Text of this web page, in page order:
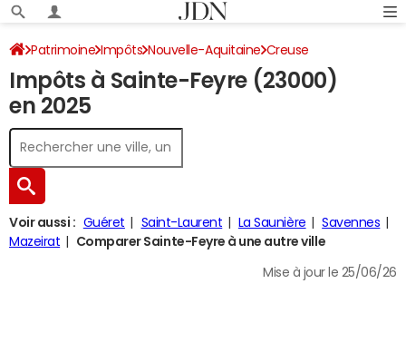
Patrimoine Impôts Nouvelle-Aquitaine Creuse
Sainte-Feyre Impôt sur le revenu
Impôts à Sainte-Feyre (23000)
en 2025
Voir aussi : Guéret Saint-Laurent La Saunière
Savennes
Mazeirat
Comparer Sainte-Feyre à une autre ville
Mise à jour le 25/06/26